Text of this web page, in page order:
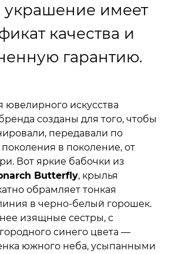
украшение имеет
качества и
гарантию.
ювелирного искусства
созданы для того, чтобы
передавали по
поколения в поколение, от
Вот яркие бабочки из
Butterfly, крылья
обрамляет тонкая
в черно-белый горошек.
изящные сестры, с
синего цвета —
южного неба, усыпанными